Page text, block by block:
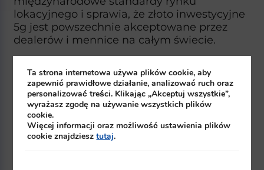
lokacyjnego i sprawia, że złoto inwestycyjne
5g jest powszechnie akceptowane przez
dealerów i mennice na całym świecie.​
Argor‑Heraeus – szwajcarska rafineria
metali szlachetnych z Mendrisio,
działająca od 1951 r. i certyfikowana
przez LBMA jako producent sztabek
inwestycyjnych z złota, srebra, platyny i
Ta strona internetowa używa plików cookie, aby
zapewnić prawidłowe działanie, analizować ruch oraz
personalizować treści. Klikając „Akceptuj wszystkie”,
wyrażasz zgodę na używanie wszystkich plików
cookie.
Więcej informacji oraz możliwość ustawienia plików
cookie znajdziesztutaj.